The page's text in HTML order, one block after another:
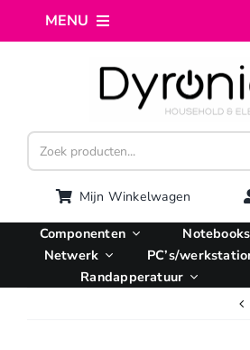
MENU
Webshop
Computer reparatie
AI Integratie
Mijn Winkelwagen
Componenten Notebooks
Netwerk
PC’s/
Randapperatuur